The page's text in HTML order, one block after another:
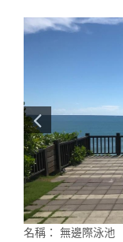
名稱： 無邊際泳池